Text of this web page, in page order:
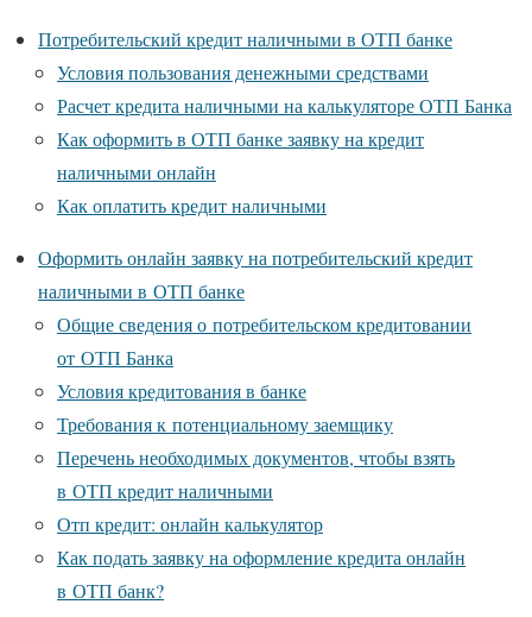
Потребительский кредит наличными в ОТП банке
Условия пользования денежными средствами
Расчет кредита наличными на калькуляторе ОТП Банка
Как оформить в ОТП банке заявку на кредит
наличными онлайн
Как оплатить кредит наличными
Оформить онлайн заявку на потребительский кредит
наличными в ОТП банке
Общие сведения о потребительском кредитовании
от ОТП Банка
Условия кредитования в банке
Требования к потенциальному заемщику
Перечень необходимых документов, чтобы взять
в ОТП кредит наличными
Отп кредит: онлайн калькулятор
Как подать заявку на оформление кредита онлайн
в ОТП банк?